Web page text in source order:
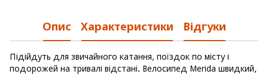
Опис Характеристики Відгуки
Підійдуть для звичайного катання, поїздок по місту і
подорожей на тривалі відстані. Велосипед Merida швидкий,